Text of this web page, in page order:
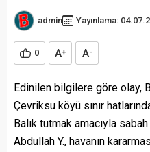
admin Yayınlama:
0 A+ A-
Edinilen bilgilere göre olay,
Çevriksu köyü sınır
Balık tutmak amacıyla
Abdullah Y., havanın